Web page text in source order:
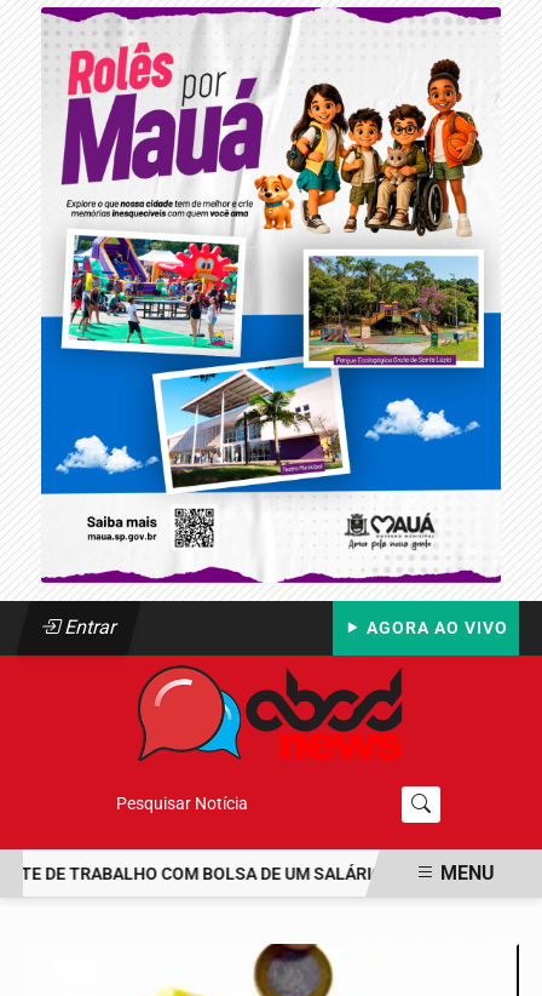
Entrar AGORA AO VIVO
Pesquisar Notícia
DE TRABALHO COM BOLSA DE UM SALÁRIO-MÍNIMO MENU